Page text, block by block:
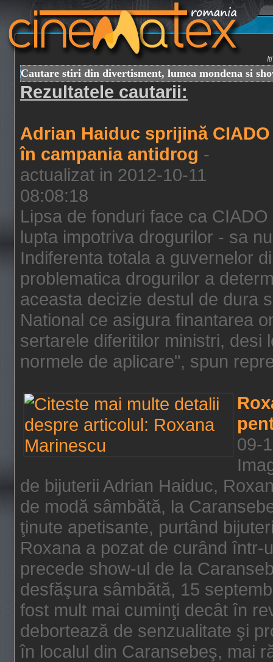
Cautare stiri din divertisment, lumea mondena si
Rezultatele cautarii:
Adrian Haiduc sprijină CIADO
în campania antidrog -
actualizat in 2012-10-11
08:08:18
Lipsa de fonduri face ca
lupta impotriva drogurilor - sa
Indiferenta totala a guvernelor
problematica drogurilor a
aceasta decizie destul de dura
National ce asigura finantarea
sertarele diferitilor ministri, desi
normele de aplicare", spun
09-
de bijuterii Adrian Haiduc,
de modă sâmbătă, la
ţinute apetisante, purtând
Roxana a pozat de curând
precede show-ul de la
desfăşura sâmbătă, 15
fost mult mai cuminţi decât în
debortează de senzualitate şi
în localul din Caransebeş, mai